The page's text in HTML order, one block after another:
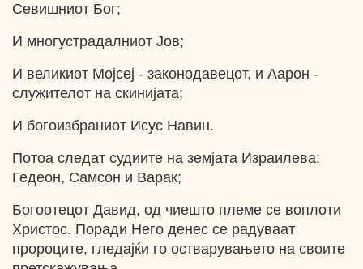
Севишниот Бог;
И многустрадалниот Јов;
И великиот Мојсеј - законодавецот, и Аарон -
служителот на скинијата;
И богоизбраниот Исус Навин.
Потоа следат судиите на земјата Израилева:
Гедеон, Самсон и Варак;
Богоотецот Давид, од чиешто племе се воплоти
Христос. Поради Него денес се радуваат
пророците, гледајќи го остварувањето на своите